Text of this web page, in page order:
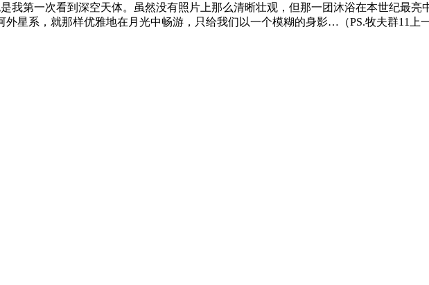
我第一次看到深空天体。虽然没有照片上那么清晰壮观，但那一团沐浴在本世纪最亮
外星系，就那样优雅地在月光中畅游，只给我们以一个模糊的身影…（PS.牧夫群11